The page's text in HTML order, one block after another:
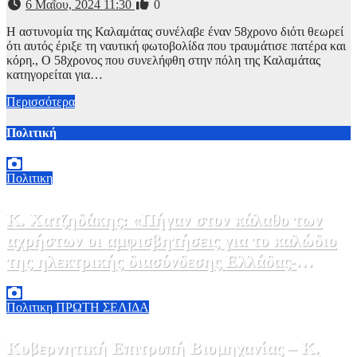
6 Μαΐου, 2024 11:30
0
Η αστυνομία της Καλαμάτας συνέλαβε έναν 58χρονο διότι θεωρεί
ότι αυτός έριξε τη ναυτική φωτοβολίδα που τραυμάτισε πατέρα και
κόρη., Ο 58χρονος που συνελήφθη στην πόλη της Καλαμάτας
κατηγορείται για…
Περισσότερα
Πολιτική
Πολιτικη
Κ. Χατζηδάκης: «Πήγαν στον κάλαθο των
αχρήστων οι αμφισβητήσεις για το καλώδιο
της ηλεκτρικής διασύνδεσης Ελλάδας-
Κύπρου μετά τη συμφωνία ΑΔΜΗΕ με την
Meridiam»
Πολιτικη ΠΡΩΤΗ ΣΕΛΙΔΑ
Κυβερνητική Επιτροπή Βιομηχανίας – Κ.